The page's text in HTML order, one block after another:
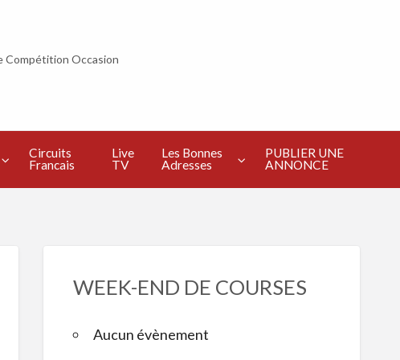
Compétition Occasion
Circuits
Francais
Live
TV
Les Bonnes
Adresses
PUBLIER UNE
ANNONCE
WEEK-END DE COURSES
Aucun évènement